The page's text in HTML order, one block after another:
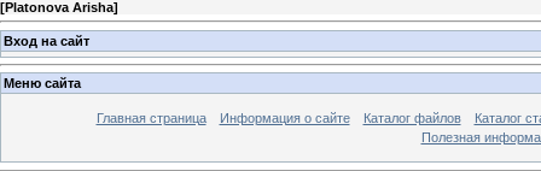
[Platonova Arisha]
Вход на сайт
Меню сайта
Главная страница Информация о сайте Каталог файлов
Каталог
Полезная